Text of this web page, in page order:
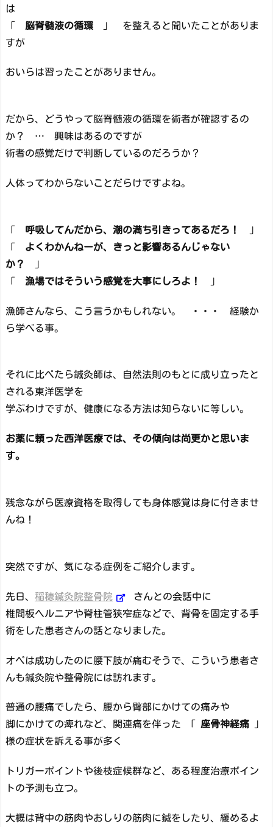
は
脳脊髄液の循環 」 を整えると聞いたことがありま
すが
おいらは習ったことがありません。
だから、どうやって脳脊髄液の循環を術者が確認するの
か？ … 興味はあるのですが
術者の感覚だけで判断しているのだろうか？
人体ってわからないことだらけですよね。
呼吸してんだから、潮の満ち引きってあるだろ！
」
よくわかんねーが、きっと影響あるんじゃない
か？
」
漁場ではそういう感覚を大事にしろよ！ 」
漁師さんなら、こう言うかもしれない。 ・・・ 経験か
ら学べる事。
それに比べたら鍼灸師は、自然法則のもとに成り立ったと
される東洋医学を
学ぶわけですが、健康になる方法は知らないに等しい。
お薬に頼った西洋医療では、その傾向は尚更かと思いま
す。
残念ながら医療資格を取得しても身体感覚は身に付きませ
んね！
突然ですが、気になる症例をご紹介します。
先日、 稲穂鍼灸院整骨院
さんとの会話中に
椎間板ヘルニアや脊柱管狭窄症などで、背骨を固定する手
術をした患者さんの話となりました。
オペは成功したのに腰下肢が痛むそうで、こういう患者さ
んも鍼灸院や整骨院には訪れます。
普通の腰痛でしたら、腰から臀部にかけての痛みや
脚にかけての痺れなど、関連痛を伴った 「 座骨神経痛 」
様の症状を訴える事が多く
トリガーポイントや後枝症候群など、ある程度治療ポイン
トの予測も立つ。
大概は背中の筋肉やおしりの筋肉に鍼をしたり、緩めるよ